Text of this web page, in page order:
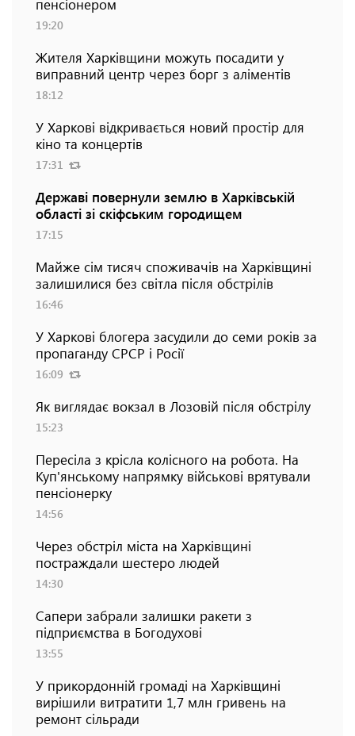
пенсіонером
19:20
Жителя Харківщини можуть посадити у
виправний центр через борг з аліментів
18:12
У Харкові відкривається новий простір для
кіно та концертів
17:31
Державі повернули землю в Харківській
області зі скіфським городищем
17:15
Майже сім тисяч споживачів на Харківщині
залишилися без світла після обстрілів
16:46
У Харкові блогера засудили до семи років за
пропаганду СРСР і Росії
16:09
Як виглядає вокзал в Лозовій після обстрілу
15:23
Пересіла з крісла колісного на робота. На
Куп'янському напрямку військові врятували
пенсіонерку
14:56
Через обстріл міста на Харківщині
постраждали шестеро людей
14:30
Сапери забрали залишки ракети з
підприємства в Богодухові
13:55
У прикордонній громаді на Харківщині
вирішили витратити 1,7 млн гривень на
ремонт сільради